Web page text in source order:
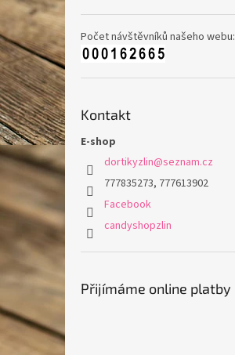
Počet návštěvníků našeho webu:
Kontakt
E-shop
dortikyzlin@seznam.cz
777835273, 777613902
Facebook
candyshopzlin
Přijímáme online platby